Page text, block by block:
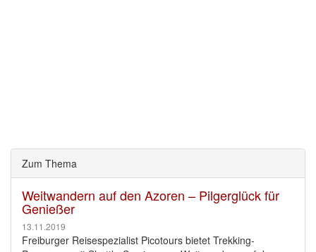
Zum Thema
Weitwandern auf den Azoren – Pilgerglück für
Genießer
13.11.2019
Freiburger Reisespezialist Picotours bietet Trekking-